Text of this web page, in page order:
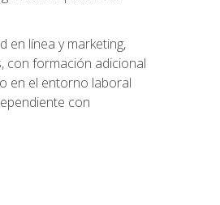
en línea y marketing,
con formación adicional
en el entorno laboral
con